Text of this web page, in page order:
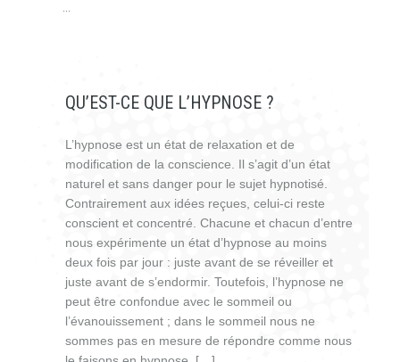
QU’EST-CE QUE L’HYPNOSE ?
L’hypnose est un état de relaxation et de
modification de la conscience. Il s’agit d’un état
naturel et sans danger pour le sujet hypnotisé.
Contrairement aux idées reçues, celui-ci reste
conscient et concentré. Chacune et chacun d’entre
nous expérimente un état d’hypnose au moins
deux fois par jour : juste avant de se réveiller et
juste avant de s’endormir. Toutefois, l’hypnose ne
peut être confondue avec le sommeil ou
l’évanouissement ; dans le sommeil nous ne
sommes pas en mesure de répondre comme nous